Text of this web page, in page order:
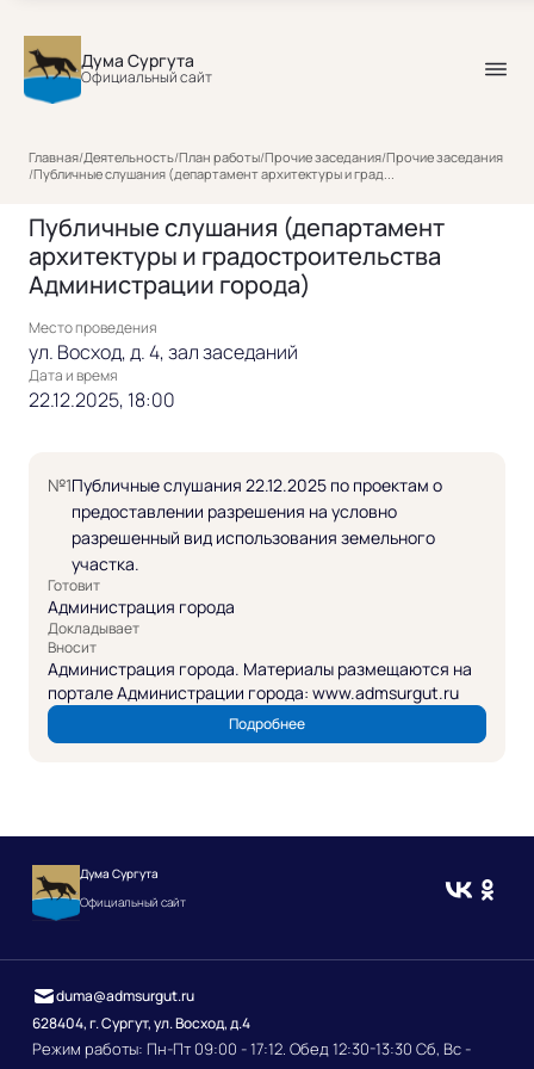
Дума Сургута
Официальный сайт
Главная/Деятельность/План работы/Прочие заседания/Прочие заседания
/Публичные слушания (департамент архитектуры и град...
Публичные слушания (департамент
архитектуры и градостроительства
Администрации города)
Место проведения
ул. Восход, д. 4, зал заседаний
Дата и время
22.12.2025, 18:00
№1Публичные слушания 22.12.2025 по проектам о
предоставлении разрешения на условно
разрешенный вид использования земельного
участка.
Готовит
Администрация города
Докладывает
Вносит
Администрация города. Материалы размещаются на
портале Администрации города: www.admsurgut.ru
Подробнее
Дума Сургута
Официальный сайт
628404, г. Сургут, ул. Восход, д.4
Режим работы: Пн-Пт 09:00 - 17:12. Обед 12:30-13:30 Сб, Вс -
duma@admsurgut.ru